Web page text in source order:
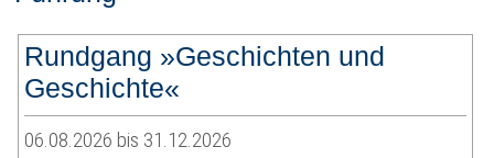
Rundgang »Geschichten und
Geschichte«
06.08.2026 bis 31.12.2026